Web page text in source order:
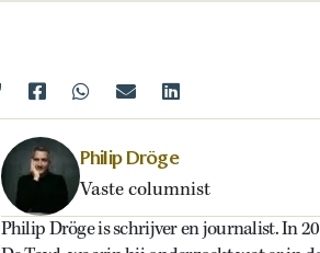
Philip Dröge
Vaste columnist
Philip Dröge is schrijver en journalist. In